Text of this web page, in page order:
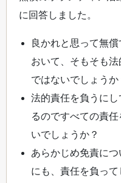
に回答しました。
良かれと思って無
おいて、そもそも
ではないでしょうか
法的責任を負うに
るのですべての責
いでしょうか？
あらかじめ免責に
にも、責任を負っ